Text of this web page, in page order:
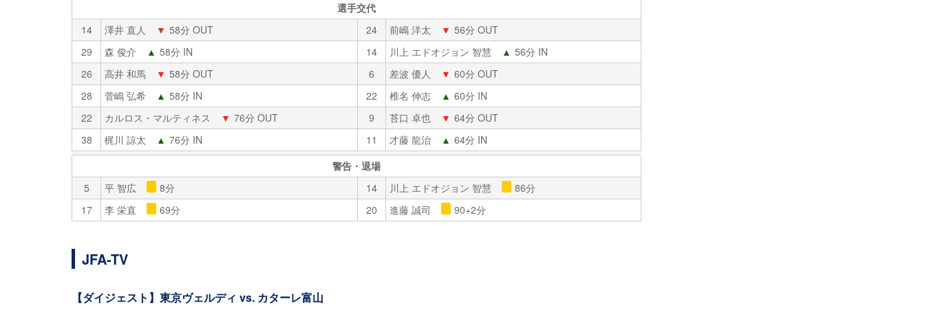
選手交代
14
澤井 直人 ▼ 58分 OUT 24 前嶋 洋太 ▼ 56分 OUT
29
森 俊介 ▲ 58分 IN 14 川上 エドオジョン 智慧 ▲ 56分 IN
26
高井 和馬 ▼ 58分 OUT 6 差波 優人 ▼ 60分 OUT
28
菅嶋 弘希 ▲ 58分 IN 22 椎名 伸志 ▲ 60分 IN
22
カルロス・マルティネス ▼ 76分 OUT 9 苔口 卓也 ▼ 64分 OUT
38
梶川 諒太 ▲ 76分 IN 11 才藤 龍治 ▲ 64分 IN
警告・退場
5
平 智広 8分 14 川上 エドオジョン 智慧
86分
17
李 栄直 69分 20 進藤 誠司 90+2分
JFA-TV
【ダイジェスト】東京ヴェルディ vs. カターレ富山